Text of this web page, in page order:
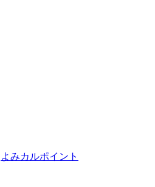
よみカルポイント